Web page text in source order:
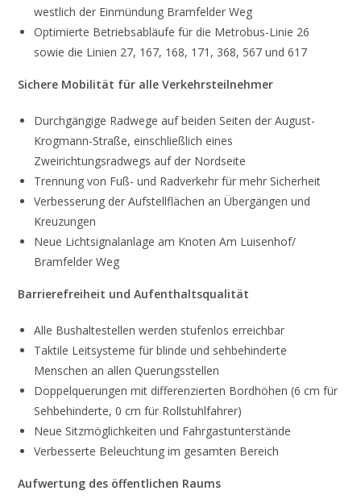
westlich der Einmündung Bramfelder Weg
Optimierte Betriebsabläufe für die Metrobus-Linie 26
sowie die Linien 27, 167, 168, 171, 368, 567 und 617
Sichere Mobilität für alle Verkehrsteilnehmer
Durchgängige Radwege auf beiden Seiten der August-
Krogmann-Straße, einschließlich eines
Zweirichtungsradwegs auf der Nordseite
Trennung von Fuß- und Radverkehr für mehr Sicherheit
Verbesserung der Aufstellflächen an Übergängen und
Kreuzungen
Neue Lichtsignalanlage am Knoten Am Luisenhof/
Bramfelder Weg
Barrierefreiheit und Aufenthaltsqualität
Alle Bushaltestellen werden stufenlos erreichbar
Taktile Leitsysteme für blinde und sehbehinderte
Menschen an allen Querungsstellen
Doppelquerungen mit differenzierten Bordhöhen (6 cm für
Sehbehinderte, 0 cm für Rollstuhlfahrer)
Neue Sitzmöglichkeiten und Fahrgastunterstände
Verbesserte Beleuchtung im gesamten Bereich
Aufwertung des öffentlichen Raums